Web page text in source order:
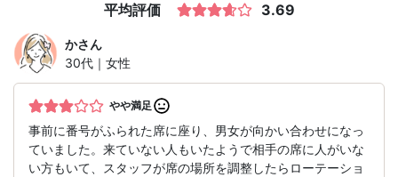
平均評価 3.69
かさん
30代｜女性
やや満足
事前に番号がふられた席に座り、男女が向かい合わせになっ
ていました。来ていない人もいたようで相手の席に人がいな
い方もいて、スタッフが席の場所を調整したらローテーショ